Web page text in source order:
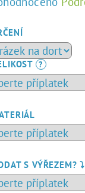
?
S VÝŘEZEM? ⤵️